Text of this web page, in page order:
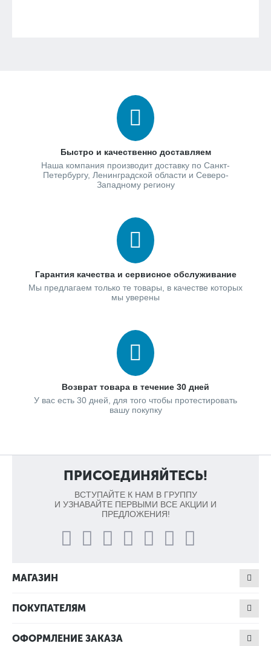
Быстро и качественно доставляем
Наша компания производит доставку по Санкт-
Петербургу, Ленинградской области и Северо-
Западному региону
Гарантия качества и сервисное обслуживание
Мы предлагаем только те товары, в качестве которых
мы уверены
Возврат товара в течение 30 дней
У вас есть 30 дней, для того чтобы протестировать
вашу покупку
ПРИСОЕДИНЯЙТЕСЬ!
ВСТУПАЙТЕ К НАМ В ГРУППУ
И УЗНАВАЙТЕ ПЕРВЫМИ ВСЕ АКЦИИ И
ПРЕДЛОЖЕНИЯ!
МАГАЗИН
ПОКУПАТЕЛЯМ
ОФОРМЛЕНИЕ ЗАКАЗА